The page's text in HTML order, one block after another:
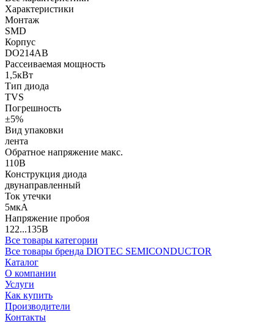
Характеристики
Монтаж
SMD
Корпус
DO214AB
Рассеиваемая мощность
1,5кВт
Тип диода
TVS
Погрешность
±5%
Вид упаковки
лента
Обратное напряжение макс.
110В
Конструкция диода
двунаправленный
Ток утечки
5мкА
Напряжение пробоя
122...135В
Все товары категории
Все товары бренда DIOTEC SEMICONDUCTOR
Каталог
О компании
Услуги
Как купить
Производители
Контакты